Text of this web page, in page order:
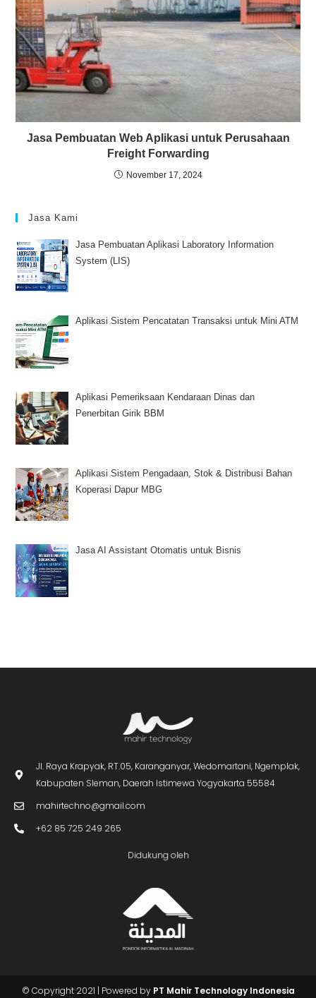
Jasa Pembuatan Web Aplikasi untuk Perusahaan
Freight Forwarding
November 17, 2024
Jasa Kami
Jasa Pembuatan Aplikasi Laboratory Information
System (LIS)
Aplikasi Sistem Pencatatan Transaksi untuk Mini ATM
Aplikasi Pemeriksaan Kendaraan Dinas dan
Penerbitan Girik BBM
Aplikasi Sistem Pengadaan, Stok & Distribusi Bahan
Koperasi Dapur MBG
Jasa AI Assistant Otomatis untuk Bisnis
Jl. Raya Krapyak, RT.05, Karanganyar, Wedomartani, Ngemplak,
Kabupaten Sleman, Daerah Istimewa Yogyakarta 55584
mahirtechno@gmail.com
+62 85 725 249 265
Didukung oleh
© Copyright 2021 | Powered by PT Mahir Technology Indonesia